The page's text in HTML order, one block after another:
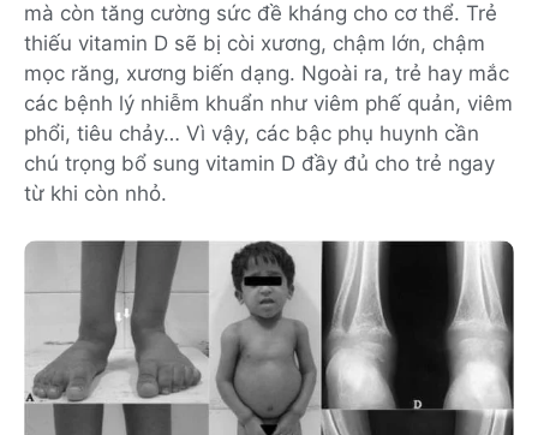
mà còn tăng cường sức đề kháng cho cơ thể. Trẻ
thiếu vitamin D sẽ bị còi xương, chậm lớn, chậm
mọc răng, xương biến dạng. Ngoài ra, trẻ hay mắc
các bệnh lý nhiễm khuẩn như viêm phế quản, viêm
phổi, tiêu chảy… Vì vậy, các bậc phụ huynh cần
chú trọng bổ sung vitamin D đầy đủ cho trẻ ngay
từ khi còn nhỏ.